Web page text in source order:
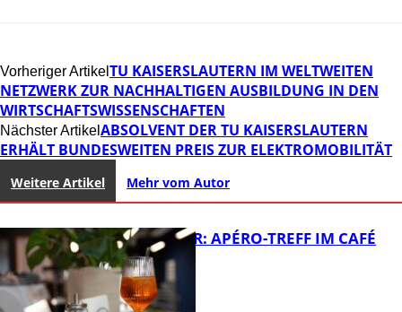
Vorheriger Artikel TU KAISERSLAUTERN IM WELTWEITEN
NETZWERK ZUR NACHHALTIGEN AUSBILDUNG IN DEN
WIRTSCHAFTSWISSENSCHAFTEN
Nächster Artikel ABSOLVENT DER TU KAISERSLAUTERN
ERHÄLT BUNDESWEITEN PREIS ZUR ELEKTROMOBILITÄT
Weitere Artikel Mehr vom Autor
HOT SUMMER: APÉRO-TREFF IM CAFÉ
LUMA